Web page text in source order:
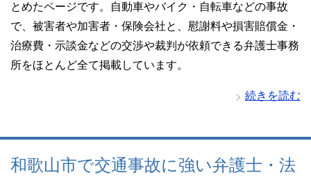
とめたページです。自動車やバイク・自転車などの事故
で、被害者や加害者・保険会社と、慰謝料や損害賠償金・
治療費・示談金などの交渉や裁判が依頼できる弁護士事務
所をほとんど全て掲載しています。
続きを読む
和歌山市で交通事故に強い弁護士・法